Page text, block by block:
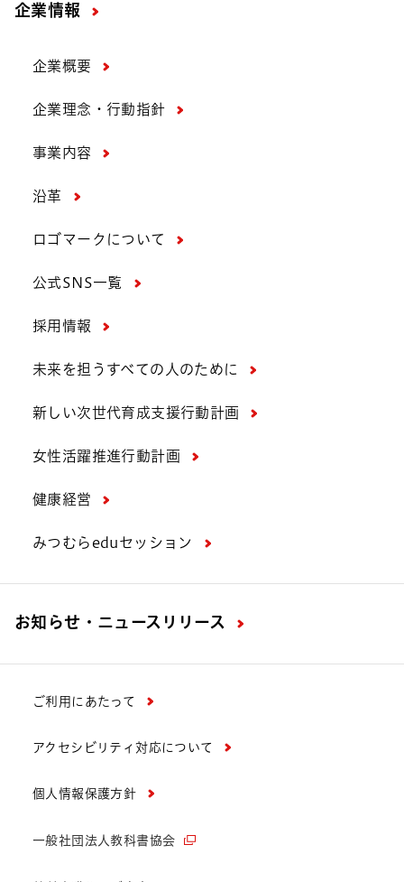
企業情報
企業概要
企業理念・行動指針
事業内容
沿革
ロゴマークについて
公式SNS一覧
採用情報
未来を担うすべての人のために
新しい次世代育成支援行動計画
女性活躍推進行動計画
健康経営
みつむらeduセッション
お知らせ・ニュースリリース
ご利用にあたって
アクセシビリティ対応について
個人情報保護方針
一般社団法人教科書協会